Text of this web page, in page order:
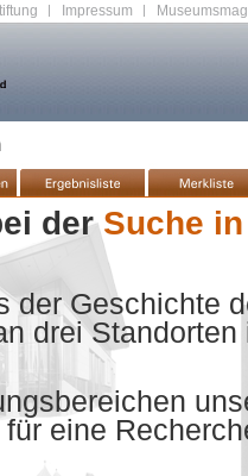
| Impressum |
derSuche
der Geschichte
drei
eine